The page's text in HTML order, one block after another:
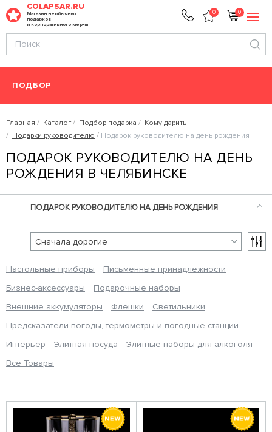
COLAPSAR.RU
Магазин необычных
подарков
и корпоративного мерча
0 0
ПОДБОР
Главная Каталог Подбор подарка
Кому дарить
Подарки руководителю
Подарок руководителю на день рождения
ПОДАРОК РУКОВОДИТЕЛЮ НА ДЕНЬ
РОЖДЕНИЯ В ЧЕЛЯБИНСКЕ
ПОДАРОК РУКОВОДИТЕЛЮ НА ДЕНЬ РОЖДЕНИЯ
Настольные приборы
Письменные принадлежности
Бизнес-аксессуары
Подарочные наборы
Внешние аккумуляторы
Флешки
Светильники
Предсказатели погоды, термометры и погодные станции
Интерьер
Элитная посуда
Элитные наборы для алкоголя
Все Товары